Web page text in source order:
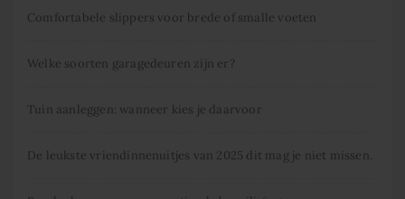
Comfortabele slippers voor brede of smalle voeten
Welke soorten garagedeuren zijn er?
Tuin aanleggen: wanneer kies je daarvoor
De leukste vriendinnenuitjes van 2025 dit mag je niet missen.